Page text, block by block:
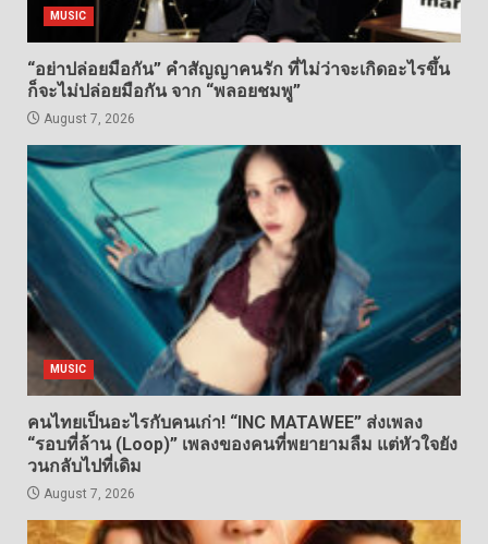
MUSIC
“อย่าปล่อยมือกัน” คำสัญญาคนรัก ที่ไม่ว่าจะเกิดอะไรขึ้น
ก็จะไม่ปล่อยมือกัน จาก “พลอยชมพู”
August 7, 2026
MUSIC
คนไทยเป็นอะไรกับคนเก่า! “INC MATAWEE” ส่งเพลง
“รอบที่ล้าน (Loop)” เพลงของคนที่พยายามลืม แต่หัวใจยัง
วนกลับไปที่เดิม
August 7, 2026